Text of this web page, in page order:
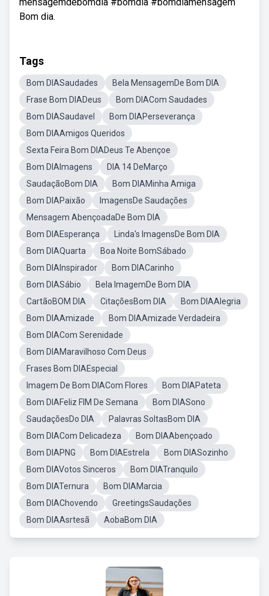
Bom dia.
Tags
Bom DIASaudades
Bela MensagemDe Bom DIA
Frase Bom DIADeus
Bom DIACom Saudades
Bom DIASaudavel
Bom DIAPerseverança
Bom DIAAmigos Queridos
Sexta Feira Bom DIADeus Te Abençoe
Bom DIAImagens
DIA 14 DeMarço
SaudaçãoBom DIA
Bom DIAMinha Amiga
Bom DIAPaixão
ImagensDe Saudações
Mensagem AbençoadaDe Bom DIA
Bom DIAEsperança
Linda's ImagensDe Bom DIA
Bom DIAQuarta
Boa Noite BomSábado
Bom DIAInspirador
Bom DIACarinho
Bom DIASábio
Bela ImagemDe Bom DIA
CartãoBOM DIA
CitaçõesBom DIA
Bom DIAAlegria
Bom DIAAmizade
Bom DIAAmizade Verdadeira
Bom DIACom Serenidade
Bom DIAMaravilhoso Com Deus
Frases Bom DIAEspecial
Imagem De Bom DIACom Flores
Bom DIAPateta
Bom DIAFeliz FIM De Semana
Bom DIASono
SaudaçõesDo DIA
Palavras SoltasBom DIA
Bom DIACom Delicadeza
Bom DIAAbençoado
Bom DIAPNG
Bom DIAEstrela
Bom DIASozinho
Bom DIAVotos Sinceros
Bom DIATranquilo
Bom DIATernura
Bom DIAMarcia
Bom DIAChovendo
GreetingsSaudações
Bom DIAAsrtesã
AobaBom DIA